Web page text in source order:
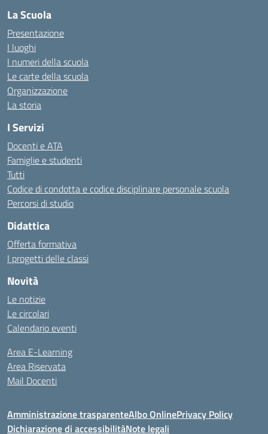
La Scuola
Presentazione
I luoghi
I numeri della scuola
Le carte della scuola
Organizzazione
La storia
I Servizi
Docenti e ATA
Famiglie e studenti
Tutti
Codice di condotta e codice disciplinare personale scuola
Percorsi di studio
Didattica
Offerta formativa
I progetti delle classi
Novità
Le notizie
Le circolari
Calendario eventi
Area E-Learning
Area Riservata
Mail Docenti
Amministrazione trasparenteAlbo OnlinePrivacy Policy
Dichiarazione di accessibilitàNote legali